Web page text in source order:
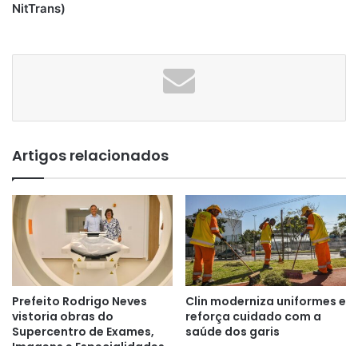
NitTrans)
Artigos relacionados
Prefeito Rodrigo Neves
vistoria obras do
Supercentro de Exames,
Clin moderniza uniformes e
reforça cuidado com a
saúde dos garis